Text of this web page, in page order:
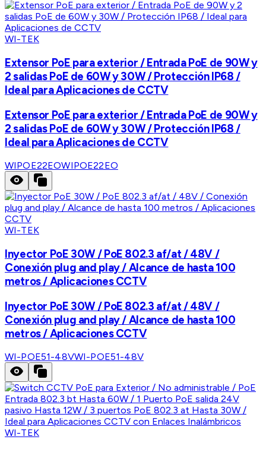
WI-TEK
Extensor PoE para exterior / Entrada PoE de 90W y
2 salidas PoE de 60W y 30W / Protección IP68 /
Ideal para Aplicaciones de CCTV
Extensor PoE para exterior / Entrada PoE de 90W y
2 salidas PoE de 60W y 30W / Protección IP68 /
Ideal para Aplicaciones de CCTV
WIPOE22EOWIPOE22EO
WI-TEK
Inyector PoE 30W / PoE 802.3 af/at / 48V /
Conexión plug and play / Alcance de hasta 100
metros / Aplicaciones CCTV
Inyector PoE 30W / PoE 802.3 af/at / 48V /
Conexión plug and play / Alcance de hasta 100
metros / Aplicaciones CCTV
WI-POE51-48VWI-POE51-48V
WI-TEK